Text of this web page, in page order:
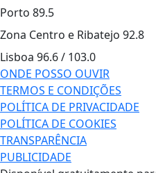
Porto 89.5
Zona Centro e Ribatejo 92.8
Lisboa 96.6 / 103.0
ONDE POSSO OUVIR
TERMOS E CONDIÇÕES
POLÍTICA DE PRIVACIDADE
POLÍTICA DE COOKIES
TRANSPARÊNCIA
PUBLICIDADE